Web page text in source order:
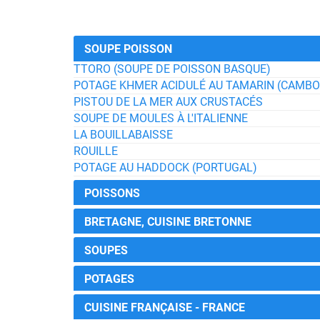
SOUPE POISSON
TTORO (SOUPE DE POISSON BASQUE)
POTAGE KHMER ACIDULÉ AU TAMARIN
PISTOU DE LA MER AUX CRUSTACÉS
SOUPE DE MOULES À L'ITALIENNE
LA BOUILLABAISSE
ROUILLE
POTAGE AU HADDOCK (PORTUGAL)
POISSONS
BRETAGNE, CUISINE BRETONNE
SOUPES
POTAGES
CUISINE FRANÇAISE - FRANCE